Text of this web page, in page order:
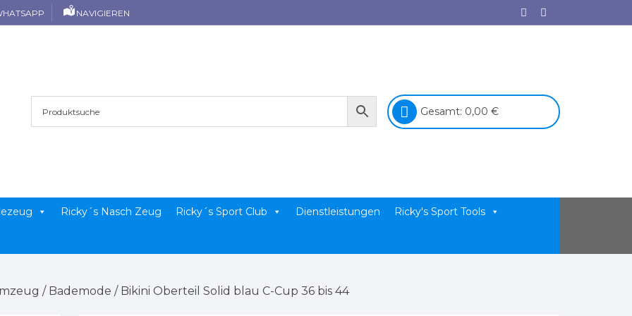
NAVIGIEREN
Gesamt: 0,00 €
Ricky´s Nasch Zeug Ricky´s Sport Club Dienstleistungen Ricky's Sport Tools
/ Bademode / Bikini Oberteil Solid blau C-Cup 36 bis 44